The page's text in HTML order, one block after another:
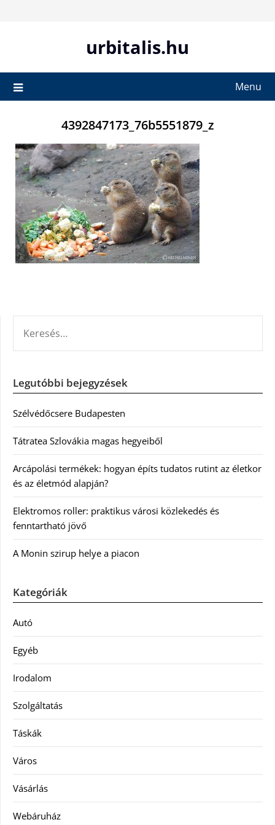
urbitalis.hu
Menu
4392847173_76b5551879_z
Legutóbbi bejegyzések
Szélvédőcsere Budapesten
Tátratea Szlovákia magas hegyeiből
Arcápolási termékek: hogyan építs tudatos rutint az életkor
és az életmód alapján?
Elektromos roller: praktikus városi közlekedés és
fenntartható jövő
A Monin szirup helye a piacon
Kategóriák
Autó
Egyéb
Irodalom
Szolgáltatás
Táskák
Város
Vásárlás
Webáruház